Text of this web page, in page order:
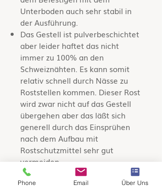
Unterboden auch sehr stabil in
der Ausführung.
Das Gestell ist pulverbeschichtet
aber leider haftet das nicht
immer zu 100% an den
Schweiznähten. Es kann somit
relativ schnell durch Nässe zu
Roststellen kommen. Dieser Rost
wird zwar nicht auf das Gestell
übergehen aber das läßt sich
generell durch das Einsprühen
nach dem Aufbau mit
Rostschutzmittel sehr gut
vermeiden.
Phone Email Über Uns